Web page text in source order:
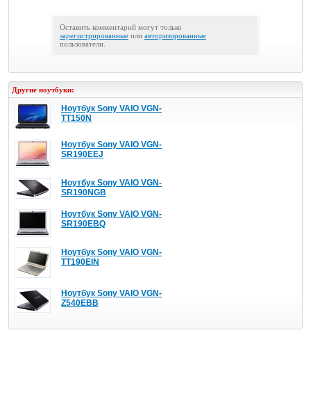
Оставить комментарий могут только
зарегистрированные или авторизированные
пользователи.
Другие ноутбуки:
Ноутбук Sony VAIO VGN-
TT150N
Ноутбук Sony VAIO VGN-
SR190EEJ
Ноутбук Sony VAIO VGN-
SR190NGB
Ноутбук Sony VAIO VGN-
SR190EBQ
Ноутбук Sony VAIO VGN-
TT190EIN
Ноутбук Sony VAIO VGN-
Z540EBB